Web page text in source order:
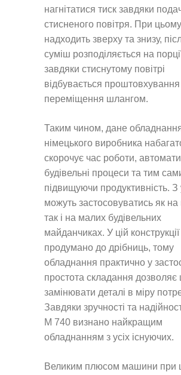
нагнітатися тиск завдяки
стисненого повітря. При цьому
надходить зверху та знизу,
суміш розподіляється на
завдяки стиснутому повітрі
відбувається проштовхування
переміщення шлангом.
Таким чином, дане
німецького виробника
скорочує час роботи,
будівельні процеси та тим
підвищуючи продуктивність. З
можуть застосовуватись як на
так і на малих будівельних
майданчиках. У цій
продумано до дрібниць, тому
обладнання практично у
простота складання
замінювати деталі в міру
Завдяки зручності та
M 740 визнано найкращим
обладнанням з усіх існуючих.
Великим плюсом машини при